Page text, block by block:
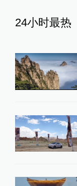
24小时最热